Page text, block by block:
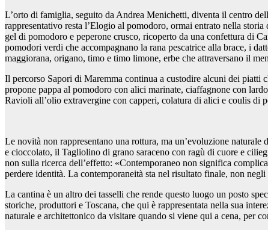
L’orto di famiglia, seguito da Andrea Menichetti, diventa il centro
rappresentativo resta l’Elogio al pomodoro, ormai entrato nella
gel di pomodoro e peperone crusco, ricoperto da una confettura di
pomodori verdi che accompagnano la rana pescatrice alla brace, i
maggiorana, origano, timo e timo limone, erbe che attraversano il
Il percorso Sapori di Maremma continua a custodire alcuni dei piatti
propone pappa al pomodoro con alici marinate, ciaffagnone con
Ravioli all’olio extravergine con capperi, colatura di alici e coulis di
Le novità non rappresentano una rottura, ma un’evoluzione naturale
e cioccolato, il Tagliolino di grano saraceno con ragù di cuore e
non sulla ricerca dell’effetto: «Contemporaneo non significa
perdere identità. La contemporaneità sta nel risultato finale, non
La cantina è un altro dei tasselli che rende questo luogo un posto
storiche, produttori e Toscana, che qui è rappresentata nella sua
naturale e architettonico da visitare quando si viene qui a cena, per